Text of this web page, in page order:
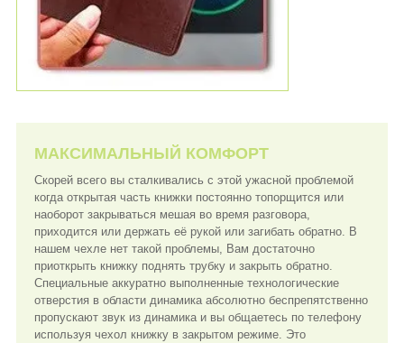
МАКСИМАЛЬНЫЙ КОМФОРТ
Скорей всего вы сталкивались с этой ужасной проблемой
когда открытая часть книжки постоянно топорщится или
наоборот закрываться мешая во время разговора,
приходится или держать её рукой или загибать обратно. В
нашем чехле нет такой проблемы, Вам достаточно
приоткрыть книжку поднять трубку и закрыть обратно.
Специальные аккуратно выполненные технологические
отверстия в области динамика абсолютно беспрепятственно
пропускают звук из динамика и вы общаетесь по телефону
используя чехол книжку в закрытом режиме. Это